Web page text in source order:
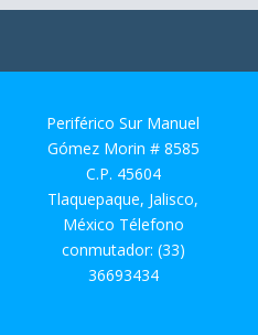
Periférico Sur Manuel
Gómez Morin # 8585
C.P. 45604
Tlaquepaque, Jalisco,
México Télefono
conmutador: (33)
36693434